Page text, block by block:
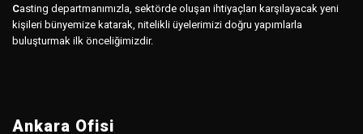
Casting departmanımızla, sektörde oluşan ihtiyaçları karşılayacak yeni
kişileri bünyemize katarak, nitelikli üyelerimizi doğru yapımlarla
buluşturmak ilk önceliğimizdir.
Ankara Ofisi